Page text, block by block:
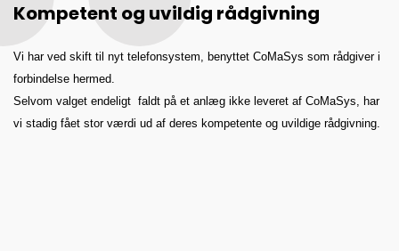
Kompetent og uvildig rådgivning
Vi har ved skift til nyt telefonsystem, benyttet CoMaSys som rådgiver i
forbindelse hermed.
Selvom valget endeligt faldt på et anlæg ikke leveret af CoMaSys, har
vi stadig fået stor værdi ud af deres kompetente og uvildige rådgivning.